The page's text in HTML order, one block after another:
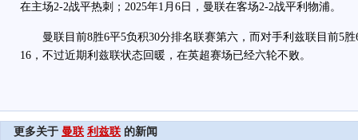
在主场2-2战平热刺；2025年1月6日，曼联在客场2-2战平利物浦。
曼联目前8胜6平5负积30分排名联赛第六，而对手利兹联目前5胜
16，不过近期利兹联状态回暖，在英超赛场已经六轮不败。
更多关于 曼联 利兹联 的新闻